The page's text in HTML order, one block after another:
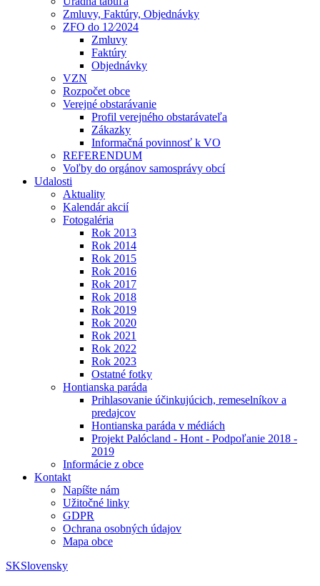
Zmluvy, Faktúry, Objednávky
ZFO do 12⁄2024
Zmluvy
Faktúry
Objednávky
VZN
Rozpočet obce
Verejné obstarávanie
Profil verejného obstarávateľa
Zákazky
Informačná povinnosť k VO
REFERENDUM
Voľby do orgánov samosprávy obcí
Udalosti
Aktuality
Kalendár akcií
Fotogaléria
Rok 2013
Rok 2014
Rok 2015
Rok 2016
Rok 2017
Rok 2018
Rok 2019
Rok 2020
Rok 2021
Rok 2022
Rok 2023
Ostatné fotky
Hontianska paráda
Prihlasovanie účinkujúcich, remeselníkov a
predajcov
Hontianska paráda v médiách
Projekt Palócland - Hont - Podpoľanie 2018 -
2019
Informácie z obce
Kontakt
Napíšte nám
Užitočné linky
GDPR
Ochrana osobných údajov
Mapa obce
SKSlovensky